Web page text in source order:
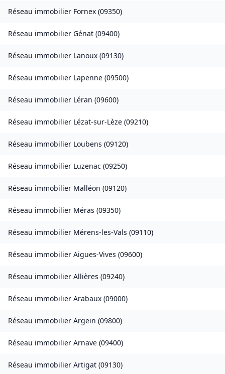
Réseau immobilier Fornex (09350)
Réseau immobilier Génat (09400)
Réseau immobilier Lanoux (09130)
Réseau immobilier Lapenne (09500)
Réseau immobilier Léran (09600)
Réseau immobilier Lézat-sur-Lèze (09210)
Réseau immobilier Loubens (09120)
Réseau immobilier Luzenac (09250)
Réseau immobilier Malléon (09120)
Réseau immobilier Méras (09350)
Réseau immobilier Mérens-les-Vals (09110)
Réseau immobilier Aigues-Vives (09600)
Réseau immobilier Allières (09240)
Réseau immobilier Arabaux (09000)
Réseau immobilier Argein (09800)
Réseau immobilier Arnave (09400)
Réseau immobilier Artigat (09130)